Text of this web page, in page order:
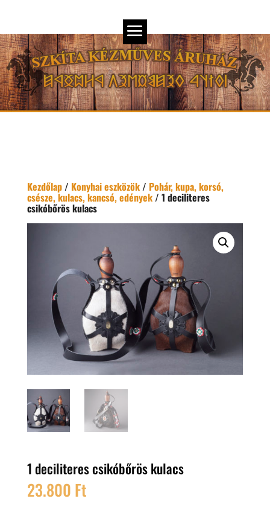
Kezdőlap/ Konyhai eszközök/ Pohár, kupa, korsó,
csésze, kulacs, kancsó, edények/ 1 deciliteres
csikóbőrös kulacs
1 deciliteres csikóbőrös kulacs
23.800 Ft